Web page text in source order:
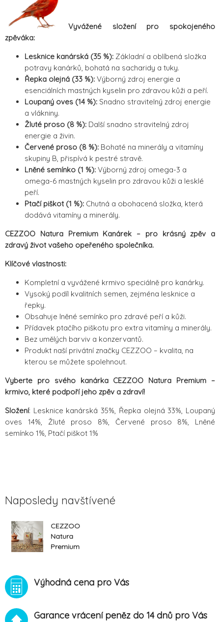
Vyvážené složení pro spokojeného
zpěváka:
Lesknice kanárská (35 %): Základní a oblíbená složka
potravy kanárků, bohatá na sacharidy a tuky.
Řepka olejná (33 %): Výborný zdroj energie a
esenciálních mastných kyselin pro zdravou kůži a peří.
Loupaný oves (14 %): Snadno stravitelný zdroj energie
a vlákniny.
Žluté proso (8 %): Další snadno stravitelný zdroj
energie a živin.
Červené proso (8 %): Bohaté na minerály a vitamíny
skupiny B, přispívá k pestré stravě.
Lněné semínko (1 %): Výborný zdroj omega-3 a
omega-6 mastných kyselin pro zdravou kůži a lesklé
peří.
Ptačí piškot (1 %): Chutná a obohacená složka, která
dodává vitamíny a minerály.
CEZZOO Natura Premium Kanárek – pro krásný zpěv a
zdravý život vašeho opeřeného společníka.
Klíčové vlastnosti:
Kompletní a vyvážené krmivo speciálně pro kanárky.
Vysoký podíl kvalitních semen, zejména lesknice a
řepky.
Obsahuje lněné semínko pro zdravé peří a kůži.
Přídavek ptačího piškotu pro extra vitamíny a minerály.
Bez umělých barviv a konzervantů.
Produkt naší privátní značky CEZZOO – kvalita, na
kterou se můžete spolehnout.
Vyberte pro svého kanárka CEZZOO Natura Premium –
krmivo, které podpoří jeho zpěv a zdraví!
Složení: Lesknice kanárská 35%, Řepka olejná 33%, Loupaný
oves 14%, Žluté proso 8%, Červené proso 8%, Lněné
semínko 1%, Ptačí piškot 1%
Naposledy navštívené
CEZZOO
Natura
Premium
Výhodná cena pro Vás
Garance vrácení peněz do 14 dnů pro Vás